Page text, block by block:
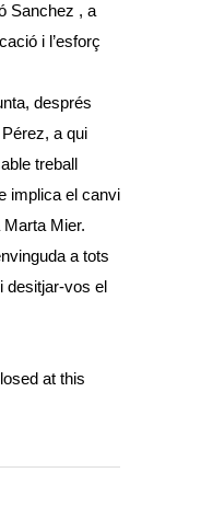
Sanchez , a
i l’esforç
després
a qui
treball
implica el canvi
Mier.
a tots
desitjar-vos el
at this